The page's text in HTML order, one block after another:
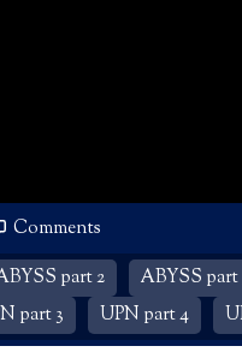
Comments
part 2 ABYSS part
part 3 UPN part 4